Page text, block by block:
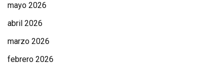
mayo 2026
abril 2026
marzo 2026
febrero 2026